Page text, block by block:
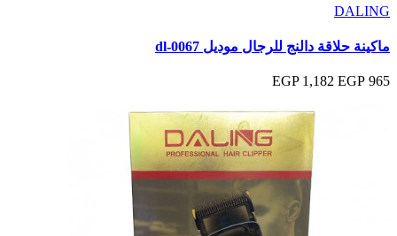
DALING
ماكينة حلاقة دالنج للرجال موديل dl-0067
965 EGP
1,182 EGP